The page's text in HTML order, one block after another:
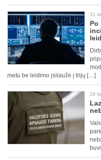
31
Po
metu be leidimo įsilaužė į trijų […]
29